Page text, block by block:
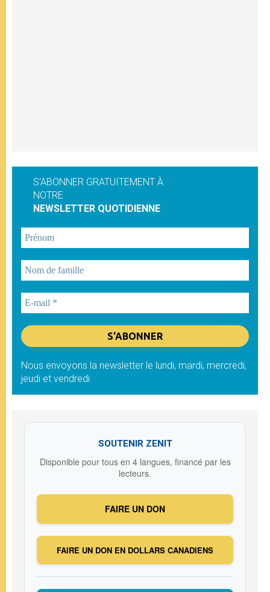
S'ABONNER GRATUITEMENT À
NOTRE
NEWSLETTER QUOTIDIENNE
Nous envoyons la newsletter le lundi, mardi, mercredi,
jeudi et vendredi
SOUTENIR ZENIT
Disponible pour tous en 4 langues, financé par les
lecteurs.
FAIRE UN DON
FAIRE UN DON EN DOLLARS CANADIENS